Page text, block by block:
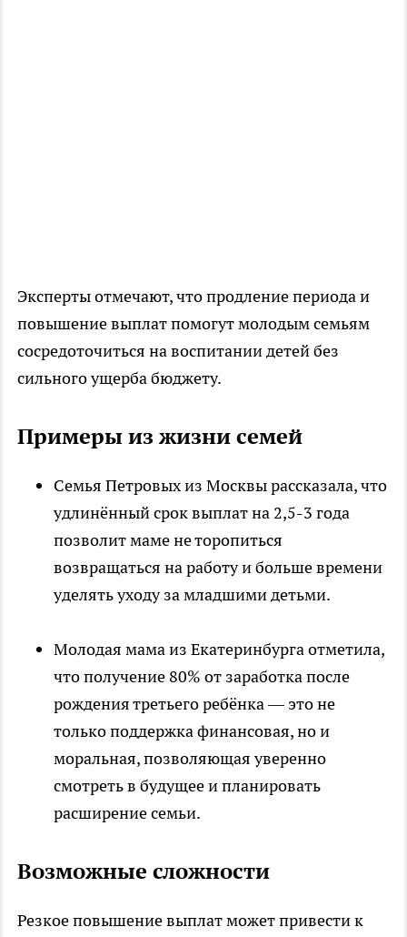
Эксперты отмечают, что продление периода и
повышение выплат помогут молодым семьям
сосредоточиться на воспитании детей без
сильного ущерба бюджету.
Примеры из жизни семей
Семья Петровых из Москвы рассказала, что
удлинённый срок выплат на 2,5-3 года
позволит маме не торопиться
возвращаться на работу и больше времени
уделять уходу за младшими детьми.
Молодая мама из Екатеринбурга отметила,
что получение 80% от заработка после
рождения третьего ребёнка — это не
только поддержка финансовая, но и
моральная, позволяющая уверенно
смотреть в будущее и планировать
расширение семьи.
Возможные сложности
Резкое повышение выплат может привести к